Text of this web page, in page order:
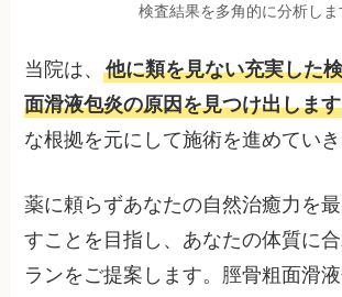
検査結果を多角的に分析しま
当院は、他に類を見ない充実した
面滑液包炎の原因を見つけ出します
な根拠を元にして施術を進めていき
薬に頼らずあなたの自然治癒力を
すことを目指し、あなたの体質に
ランをご提案します。脛骨粗面滑